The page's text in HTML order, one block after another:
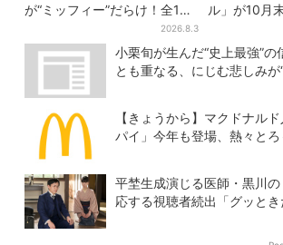
が“ミッフィー”だらけ！全16
施設でパン、スイーツ、ナイ
トマーケットも
2026.8.3
ル」が10月
歴史に幕…
しる
小栗旬が生んだ“史上最強”の
とも重なる、にじむ悲しみが
【きょうから】マクドナル
パイ」今年も登場、熱々と
平埜生成演じる医師・黒川
応する視聴者続出「グッとき